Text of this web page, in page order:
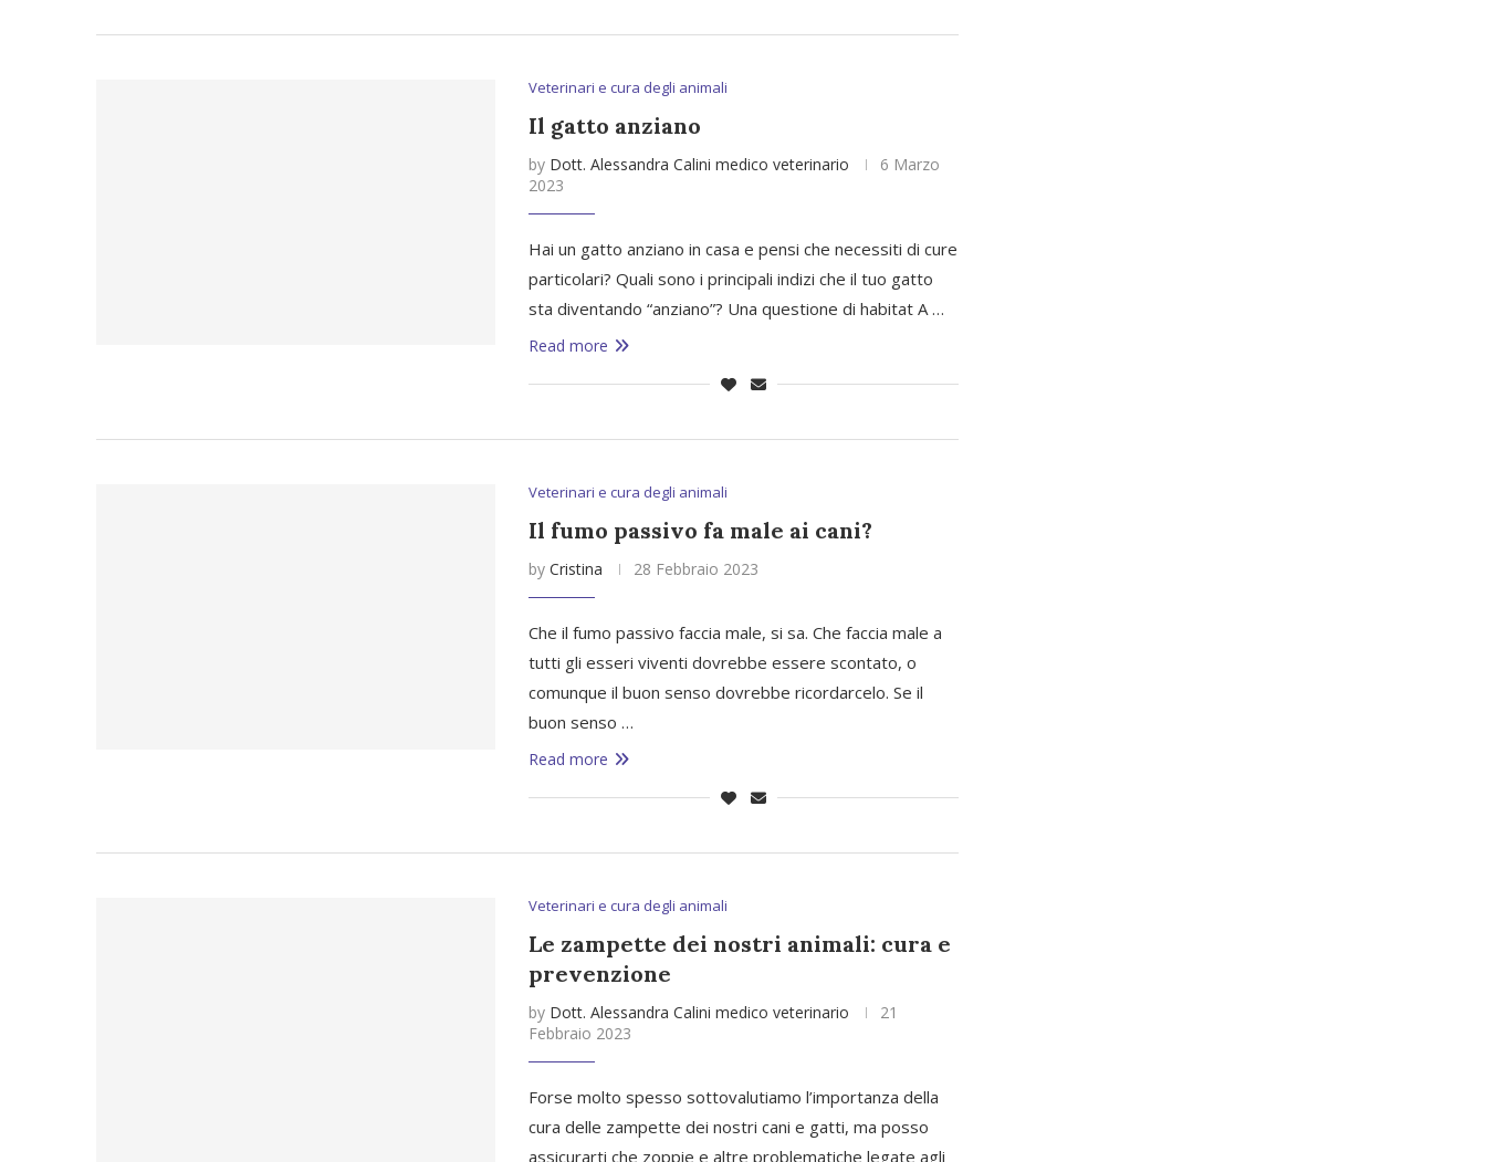
Veterinari e cura degli animali
Il gatto anziano
by Dott. Alessandra Calini medico veterinario
6 Marzo
2023
Hai un gatto anziano in casa e pensi che necessiti di cure
particolari? Quali sono i principali indizi che il tuo gatto
sta diventando “anziano”? Una questione di habitat A …
Read more
Veterinari e cura degli animali
Il fumo passivo fa male ai cani?
by Cristina 28 Febbraio 2023
Che il fumo passivo faccia male, si sa. Che faccia male a
tutti gli esseri viventi dovrebbe essere scontato, o
comunque il buon senso dovrebbe ricordarcelo. Se il
buon senso …
Read more
Veterinari e cura degli animali
Le zampette dei nostri animali: cura e
prevenzione
by Dott. Alessandra Calini medico veterinario
21
Febbraio 2023
Forse molto spesso sottovalutiamo l’importanza della
cura delle zampette dei nostri cani e gatti, ma posso
assicurarti che zoppie e altre problematiche legate agli